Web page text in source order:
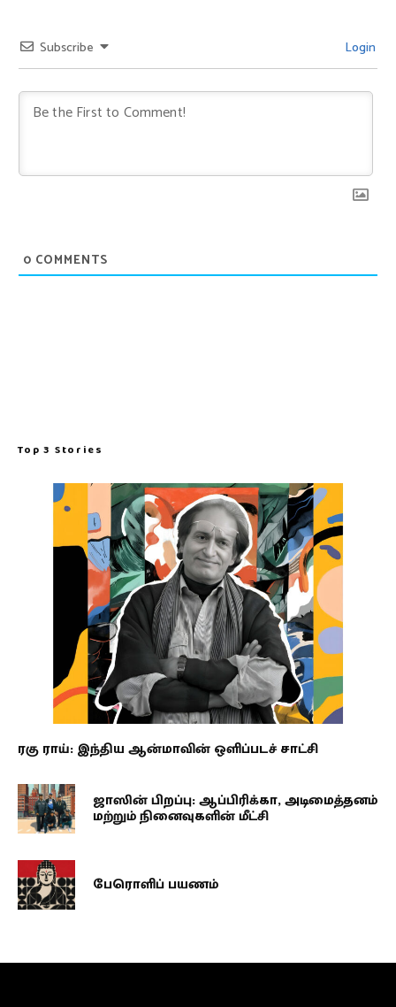
Subscribe Login
0 COMMENTS
Top 3 Stories
ரகு ராய்: இந்திய ஆன்மாவின் ஒளிப்படச் சாட்சி
ஜாஸின் பிறப்பு: ஆப்பிரிக்கா, அடிமைத்தனம்
மற்றும் நினைவுகளின் மீட்சி
பேரொளிப் பயணம்